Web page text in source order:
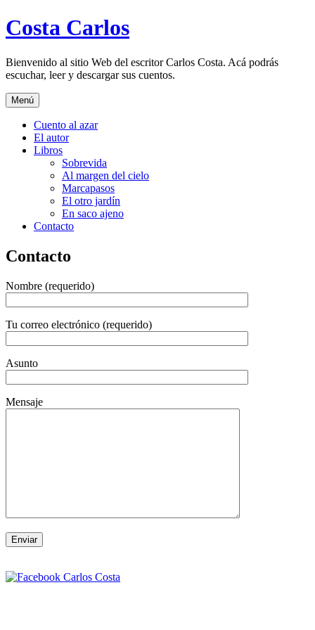
Saltar
al
Costa Carlos
Bienvenido al sitio Web del escritor Carlos Costa. Acá podrás
escuchar, leer y descargar sus cuentos.
Menú
Cuento al azar
El autor
Libros
Sobrevida
Al margen del cielo
Marcapasos
El otro jardín
En saco ajeno
Contacto
Contacto
Nombre (requerido)
Tu correo electrónico (requerido)
Asunto
Mensaje